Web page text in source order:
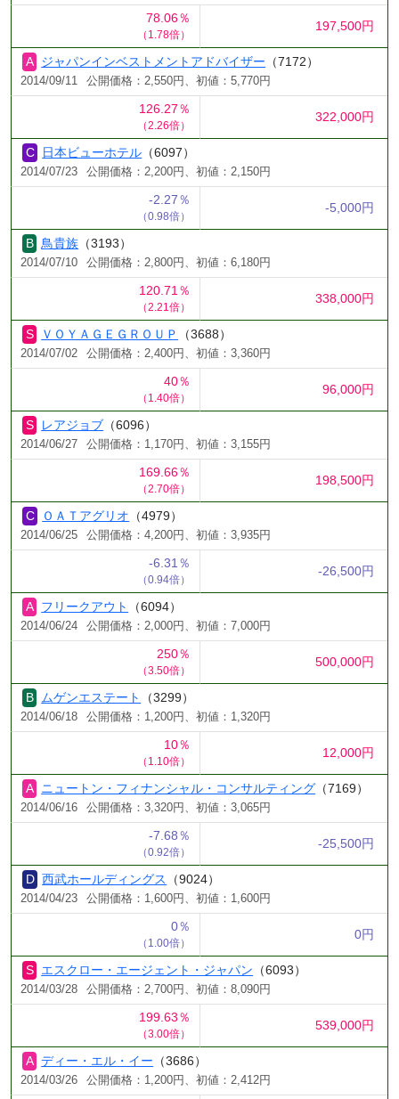
78.06％
（1.78倍）
197,500円
ジャパンインベストメントアドバイザー （7172）
2014/09/11 公開価格：2,550円、初値：5,770円
126.27％
（2.26倍）
322,000円
日本ビューホテル （6097）
2014/07/23 公開価格：2,200円、初値：2,150円
-2.27％
（0.98倍）
-5,000円
鳥貴族 （3193）
2014/07/10 公開価格：2,800円、初値：6,180円
120.71％
（2.21倍）
338,000円
ＶＯＹＡＧＥＧＲＯＵＰ （3688）
2014/07/02 公開価格：2,400円、初値：3,360円
40％
（1.40倍）
96,000円
レアジョブ （6096）
2014/06/27 公開価格：1,170円、初値：3,155円
169.66％
（2.70倍）
198,500円
ＯＡＴアグリオ （4979）
2014/06/25 公開価格：4,200円、初値：3,935円
-6.31％
（0.94倍）
-26,500円
フリークアウト （6094）
2014/06/24 公開価格：2,000円、初値：7,000円
250％
（3.50倍）
500,000円
ムゲンエステート （3299）
2014/06/18 公開価格：1,200円、初値：1,320円
10％
（1.10倍）
12,000円
ニュートン・フィナンシャル・コンサルティング （7169）
2014/06/16 公開価格：3,320円、初値：3,065円
-7.68％
（0.92倍）
-25,500円
西武ホールディングス （9024）
2014/04/23 公開価格：1,600円、初値：1,600円
0％
（1.00倍）
0円
エスクロー・エージェント・ジャパン （6093）
2014/03/28 公開価格：2,700円、初値：8,090円
199.63％
（3.00倍）
539,000円
ディー・エル・イー （3686）
2014/03/26 公開価格：1,200円、初値：2,412円